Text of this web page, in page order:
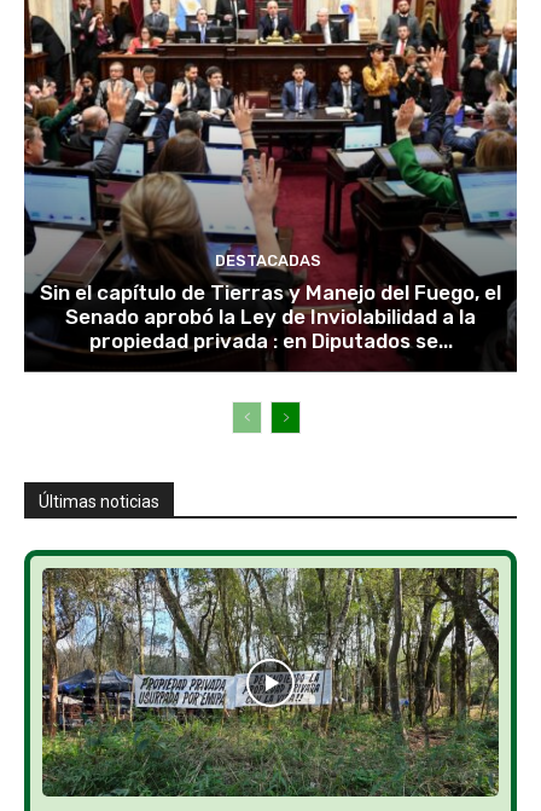
DESTACADAS
Sin el capítulo de Tierras y Manejo del Fuego, el
Senado aprobó la Ley de Inviolabilidad a la
propiedad privada : en Diputados se...
Últimas noticias